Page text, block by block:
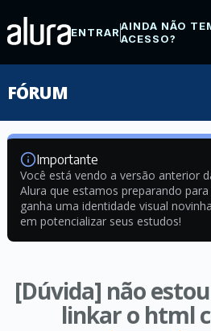
ENTRARAINDA NÃO
ACESSO?
FÓRUM
Importante
Você está vendo a versão anterior
Alura que estamos preparando
ganha uma identidade visual
em potencializar seus estudos!
[Dúvida] não
linkar o html